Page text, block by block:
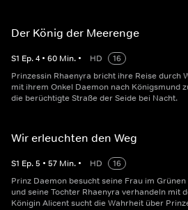
Der König der Meerenge
S1 Ep.4 • 60 Min. • HD
16
Prinzessin Rhaenyra bricht ihre Reise durch
mit ihrem Onkel Daemon nach Königsmund
die berüchtigte Straße der Seide bei Nacht.
Wir erleuchten den Weg
S1 Ep.5 • 57 Min. • HD
16
Prinz Daemon besucht seine Frau im Grünen
und seine Tochter Rhaenyra verhandeln mit
Königin Alicent sucht die Wahrheit über